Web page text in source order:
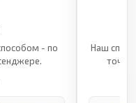
- по
Наш